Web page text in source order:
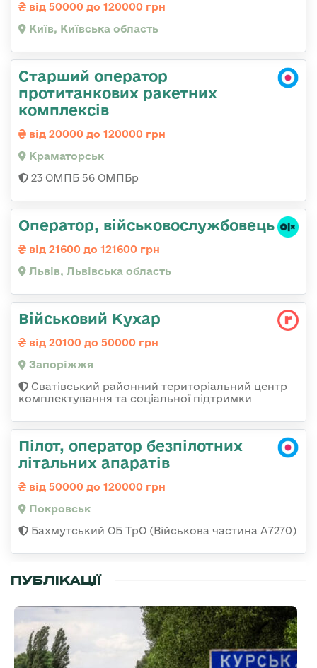
від 50000 до 120000 грн
Київ, Київська область
Старший оператор
протитанкових ракетних
комплексів
від 20000 до 120000 грн
Краматорськ
23 ОМПБ 56 ОМПБр
Оператор, військовослужбовець
від 21600 до 121600 грн
Львів, Львівська область
Військовий Кухар
від 20100 до 50000 грн
Запоріжжя
Сватівський районний територіальний центр
комплектування та соціальної підтримки
Пілот, оператор безпілотних
літальних апаратів
від 50000 до 120000 грн
Покровськ
Бахмутський ОБ ТрО (Військова частина А7270)
ПУБЛІКАЦІЇ